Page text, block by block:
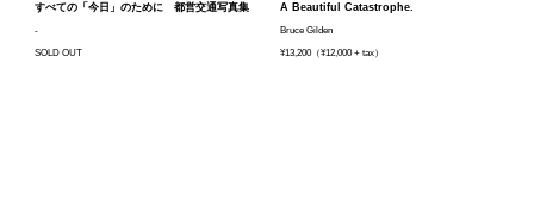
すべての「今日」のために 都営交通写真集
-
SOLD OUT
A Beautiful Catastrophe.
Bruce Gilden
¥13,200（¥12,000 + tax）